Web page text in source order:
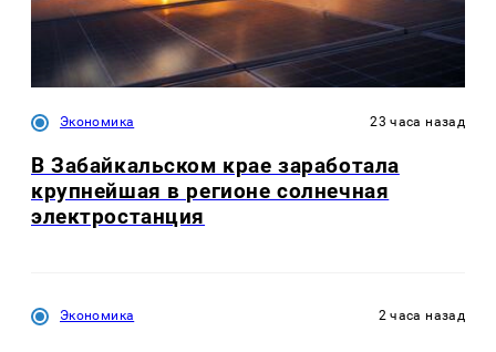
Экономика 23 часа назад
В Забайкальском крае заработала
крупнейшая в регионе солнечная
электростанция
Экономика 2 часа назад